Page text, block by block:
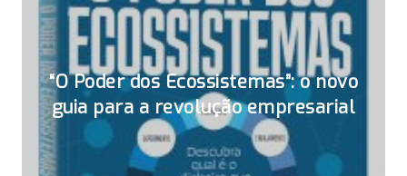
“O Poder dos Ecossistemas”: o novo
guia para a revolução empresarial